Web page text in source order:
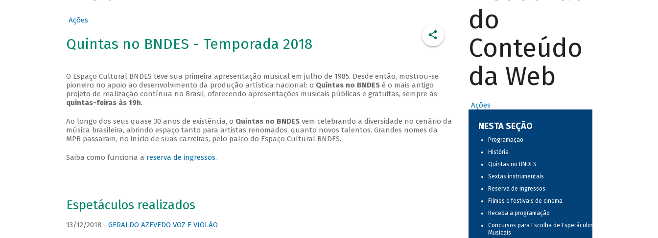
Ações
Quintas no BNDES - Temporada 2018
O Espaço Cultural BNDES teve sua primeira apresentação musical em julho de 1985. Desde então, mostrou-se
pioneiro no apoio ao desenvolvimento da produção artística nacional: o Quintas no BNDESé o mais antigo
projeto de realização contínua no Brasil, oferecendo apresentações musicais públicas e gratuitas, sempre às
quintas-feiras às 19h.
Ao longo dos seus quase 30 anos de existência, o Quintas no BNDESvem celebrando a diversidade no cenário da
música brasileira, abrindo espaço tanto para artistas renomados, quanto novos talentos. Grandes nomes da
MPB passaram, no início de suas carreiras, pelo palco do Espaço Cultural BNDES.
Saiba como funciona a reserva de ingressos.
Espetáculos realizados
13/12/2018 - GERALDO AZEVEDO VOZ E VIOLÃO
do
Conteúdo
da Web
Ações
NESTA SEÇÃO
Programação
História
Quintas no BNDES
Sextas instrumentais
Reserva de ingressos
Filmes e festivais de cinema
Receba a programação
Concursos para Escolha de Espetáculos
Musicais